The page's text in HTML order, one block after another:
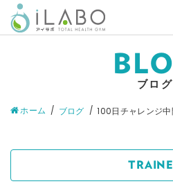
ブログ
ホーム ブログ 100日チャレンジ